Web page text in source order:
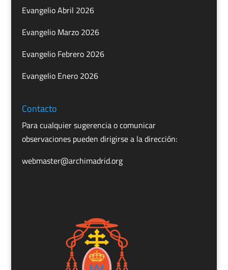
Evangelio Abril 2026
Evangelio Marzo 2026
Evangelio Febrero 2026
Evangelio Enero 2026
Contacto
Para cualquier sugerencia o comunicar
observaciones pueden dirigirse a la dirección:
webmaster@archimadrid.org